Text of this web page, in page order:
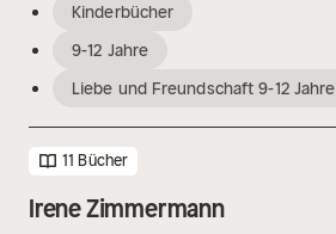
Kinderbücher
9-12 Jahre
Liebe und Freundschaft 9-12 Jahre
11 Bücher
Irene Zimmermann